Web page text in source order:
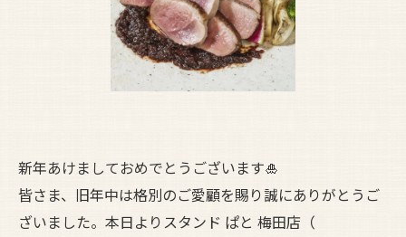
新年あけましておめでとうございます🎍
皆さま、旧年中は格別のご愛顧を賜り誠にありがとうご
ざいました。本日よりスタンド ぱと 梅田店（